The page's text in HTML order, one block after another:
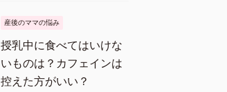
産後のママの悩み
授乳中に食べてはいけな
いものは？カフェインは
控えた方がいい？